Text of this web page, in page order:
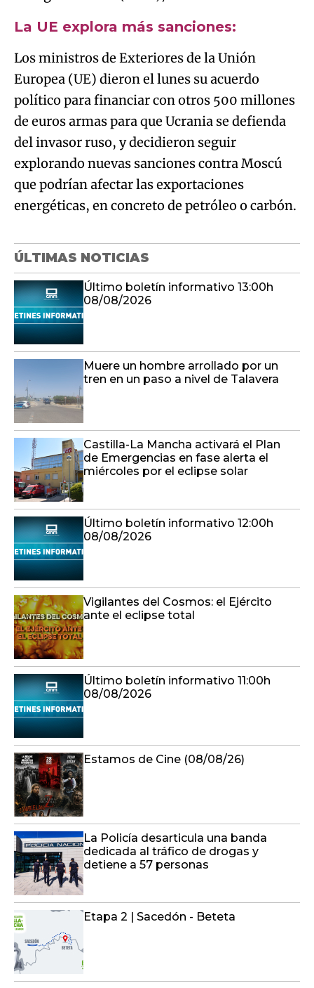
La UE explora más sanciones:
Los ministros de Exteriores de la Unión
Europea (UE) dieron el lunes su acuerdo
político para financiar con otros 500 millones
de euros armas para que Ucrania se defienda
del invasor ruso, y decidieron seguir
explorando nuevas sanciones contra Moscú
que podrían afectar las exportaciones
energéticas, en concreto de petróleo o carbón.
ÚLTIMAS NOTICIAS
Último boletín informativo 13:00h
08/08/2026
Muere un hombre arrollado por un
tren en un paso a nivel de Talavera
Castilla-La Mancha activará el Plan
de Emergencias en fase alerta el
miércoles por el eclipse solar
Último boletín informativo 12:00h
08/08/2026
Vigilantes del Cosmos: el Ejército
ante el eclipse total
Último boletín informativo 11:00h
08/08/2026
Estamos de Cine (08/08/26)
La Policía desarticula una banda
dedicada al tráfico de drogas y
detiene a 57 personas
Etapa 2 | Sacedón - Beteta